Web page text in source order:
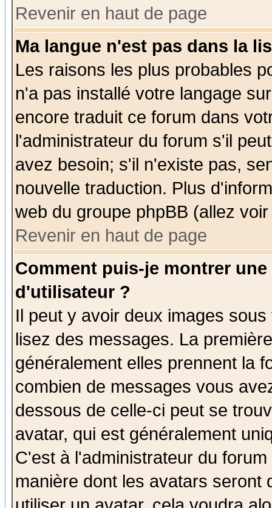
Revenir en haut de page
Ma langue n'est pas dans la
Les raisons les plus probables
n'a pas installé votre langage
encore traduit ce forum dans
l'administrateur du forum s'il
avez besoin; s'il n'existe pas,
nouvelle traduction. Plus
web du groupe phpBB (allez
Revenir en haut de page
Comment puis-je montrer
d'utilisateur ?
Il peut y avoir deux images
lisez des messages. La
généralement elles prennent la
combien de messages vous
dessous de celle-ci peut se
avatar, qui est généralement
C'est à l'administrateur du
manière dont les avatars seront